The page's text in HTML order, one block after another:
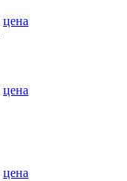
цена
цена
цена